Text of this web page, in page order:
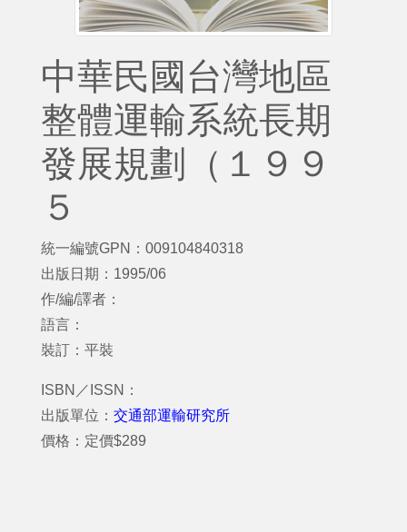
中華民國台灣地區
整體運輸系統長期
發展規劃（１９９
５
統一編號GPN：009104840318
出版日期：1995/06
作/編/譯者：
語言：
裝訂：平裝
ISBN／ISSN：
出版單位： 交通部運輸研究所
價格：定價$289